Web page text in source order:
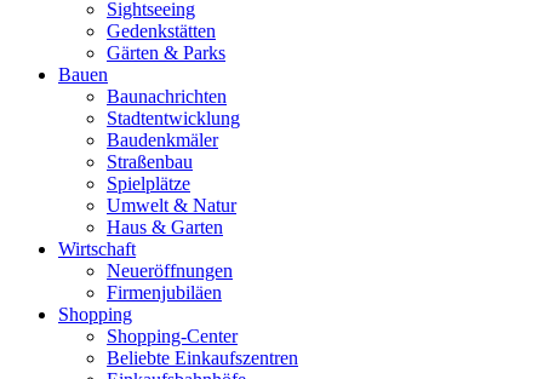
Sightseeing
Gedenkstätten
Gärten & Parks
Bauen
Baunachrichten
Stadtentwicklung
Baudenkmäler
Straßenbau
Spielplätze
Umwelt & Natur
Haus & Garten
Wirtschaft
Neueröffnungen
Firmenjubiläen
Shopping
Shopping-Center
Beliebte Einkaufszentren